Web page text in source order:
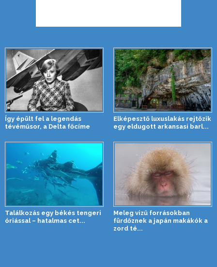
Így épült fel a legendás
tévéműsor, a Delta főcíme
Elképesztő luxuslakás rejtőzik
egy eldugott arkansasi barl...
Találkozás egy békés tengeri
óriással – hatalmas cet...
Meleg vizű forrásokban
fürdőznek a japán makákók a
zord té...